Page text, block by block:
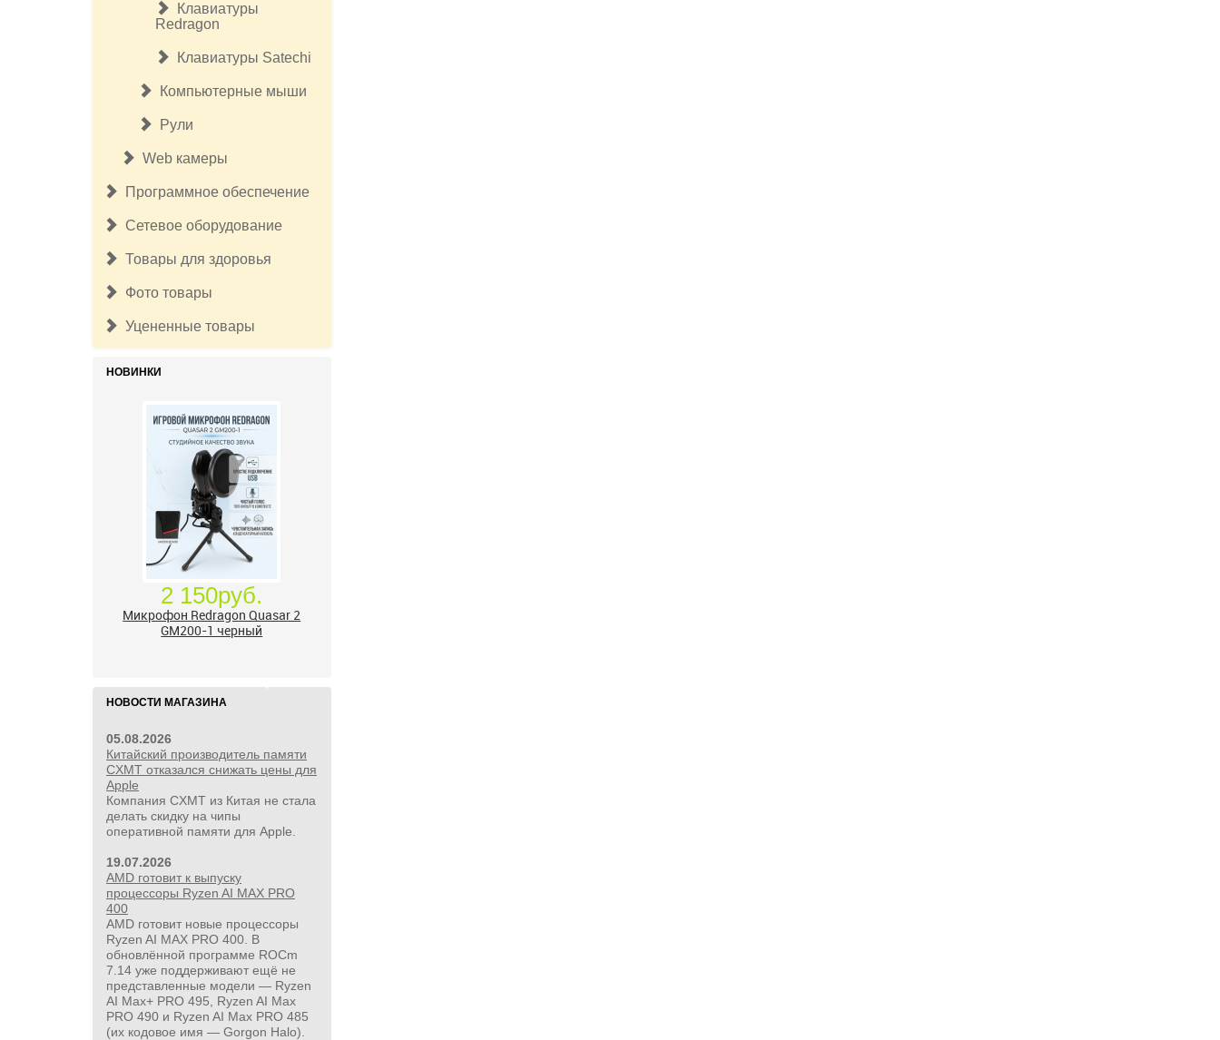
Клавиатуры
Redragon
Клавиатуры Satechi
Компьютерные мыши
Рули
Web камеры
Программное обеспечение
Сетевое оборудование
Товары для здоровья
Фото товары
Уцененные товары
НОВИНКИ
2 150руб.
Микрофон Redragon Quasar 2
GM200-1 черный
НОВОСТИ МАГАЗИНА
05.08.2026
Китайский производитель памяти
CXMT отказался снижать цены для
Apple
Компания CXMT из Китая не стала
делать скидку на чипы
оперативной памяти для Apple.
19.07.2026
AMD готовит к выпуску
процессоры Ryzen AI MAX PRO
400
AMD готовит новые процессоры
Ryzen AI MAX PRO 400. В
обновлённой программе ROCm
7.14 уже поддерживают ещё не
представленные модели — Ryzen
AI Max+ PRO 495, Ryzen AI Max
PRO 490 и Ryzen AI Max PRO 485
(их кодовое имя — Gorgon Halo).